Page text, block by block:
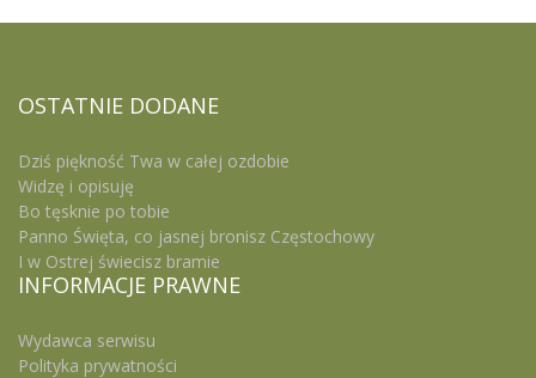
OSTATNIE DODANE
Dziś piękność Twa w całej ozdobie
Widzę i opisuję
Bo tęsknie po tobie
Panno Święta, co jasnej bronisz Częstochowy
I w Ostrej świecisz bramie
INFORMACJE PRAWNE
Wydawca serwisu
Polityka prywatności